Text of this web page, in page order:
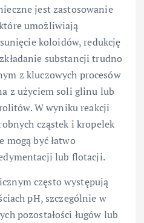
jest zastosowanie
umożliwiają
koloidów, redukcję
substancji trudno
z kluczowych procesów
z użyciem soli glinu lub
W wyniku reakcji
cząstek i kropelek
mogą być łatwo
lub flotacji.
często występują
pH, szczególnie w
pozostałości ługów lub